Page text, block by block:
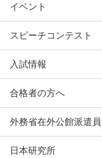
イベント
スピーチコンテスト
入試情報
合格者の方へ
外務省在外公館派遣員
日本研究所